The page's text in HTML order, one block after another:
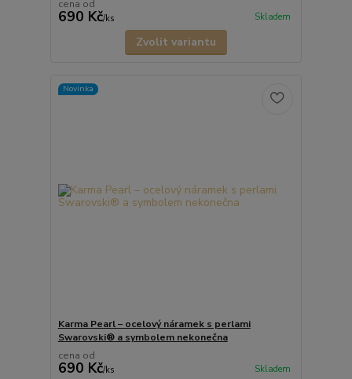
cena od
690 Kč/ks Skladem
Zvolit variantu
Novinka
Karma Pearl – ocelový náramek s perlami
Swarovski® a symbolem nekonečna
cena od
690 Kč/ks Skladem